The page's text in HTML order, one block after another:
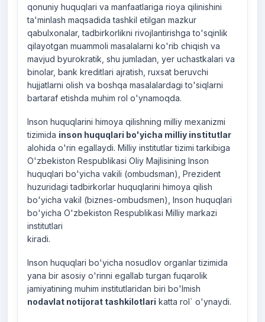
qonuniy huquqlari va manfaatlariga rioya qilinishini
ta'minlash maqsadida tashkil etilgan mazkur
qabulxonalar, tadbirkorlikni rivojlantirishga to'sqinlik
qilayotgan muammoli masalalarni ko'rib chiqish va
mavjud byurokratik, shu jumladan, yer uchastkalari va
binolar, bank kreditlari ajratish, ruxsat beruvchi
hujjatlarni olish va boshqa masalalardagi to'siqlarni
bartaraf etishda muhim rol o'ynamoqda.
Inson huquqlarini himoya qilishning milliy mexanizmi
tizimida inson huquqlari bo'yicha milliy institutlar
alohida o'rin egallaydi. Milliy institutlar tizimi tarkibiga
O'zbekiston Respublikasi Oliy Majlisining Inson
huquqlari bo'yicha vakili (ombudsman), Prezident
huzuridagi tadbirkorlar huquqlarini himoya qilish
bo'yicha vakil (biznes-ombudsmen), Inson huquqlari
bo'yicha O'zbekiston Respublikasi Milliy markazi
institutlari
kiradi.
Inson huquqlari bo'yicha nosudlov organlar tizimida
yana bir asosiy o'rinni egallab turgan fuqarolik
jamiyatining muhim institutlaridan biri bo'lmish
nodavlat notijorat tashkilotlari katta rol` o'ynaydi.